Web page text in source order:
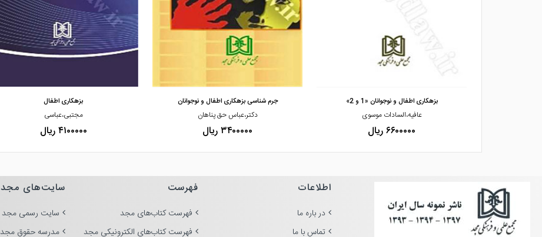
بزهکاری اطفال و نوجوانان «1 و 2»
عافیه،السادات موسوی
۶۶۰۰۰۰۰ ریال
جرم شناسی بزهکاری اطفال و نوجوانان
دکتر،عباس حق پناهان
۳۴۰۰۰۰۰ ریال
بزهکاری اطفال
مجتبی،عباسی
۴۱۰۰۰۰۰ ریال
اطلاعات
در باره ما
تماس با ما
فهرست
فهرست کتاب‌های مجد
فهرست کتاب‌های الکترونیکی مجد
سایت‌های مجد
سایت رسمی مجد
مدرسه حقوق مجد